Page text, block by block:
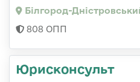
Білгород-
808 ОПП
Юрисконсульт